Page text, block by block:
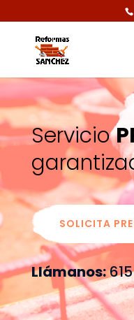
Servicio
SOLICITA
Llámanos:615